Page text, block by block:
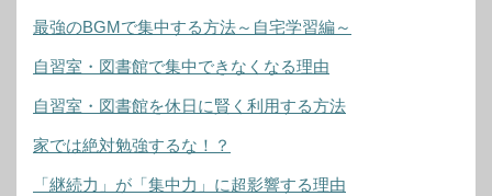
最強のBGMで集中する方法～自宅学習編～
自習室・図書館で集中できなくなる理由
自習室・図書館を休日に賢く利用する方法
家では絶対勉強するな！？
「継続力」が「集中力」に超影響する理由